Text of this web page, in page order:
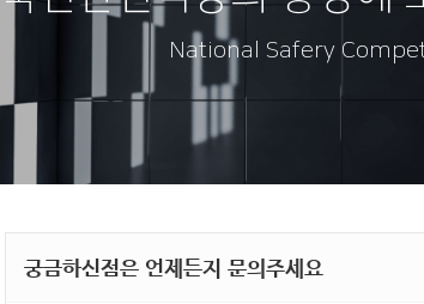
National Safery
궁금하신점은 언제든지 문의주세요